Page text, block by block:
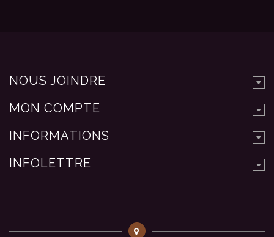
NOUS JOINDRE
MON COMPTE
INFORMATIONS
INFOLETTRE